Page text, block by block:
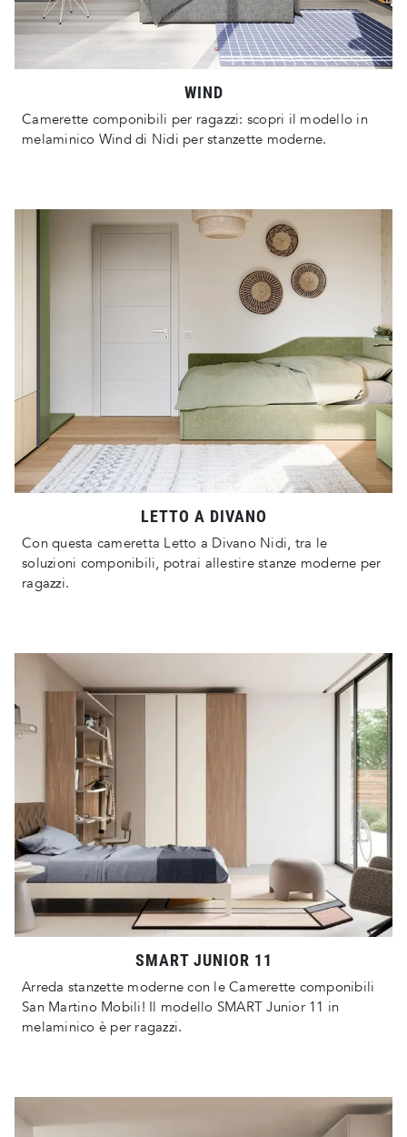
WIND
Camerette componibili per ragazzi: scopri il modello in
melaminico Wind di Nidi per stanzette moderne.
LETTO A DIVANO
Con questa cameretta Letto a Divano Nidi, tra le
soluzioni componibili, potrai allestire stanze moderne per
ragazzi.
SMART JUNIOR 11
Arreda stanzette moderne con le Camerette componibili
San Martino Mobili! Il modello SMART Junior 11 in
melaminico è per ragazzi.